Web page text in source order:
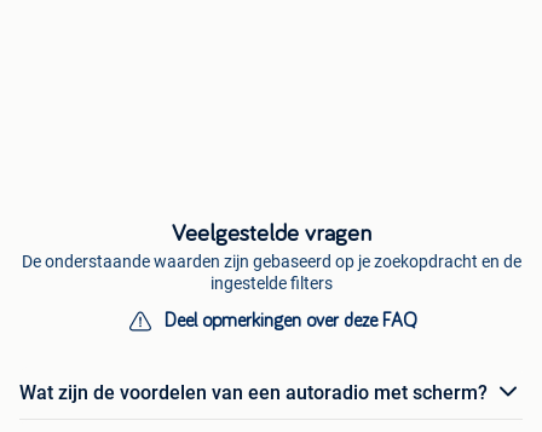
Veelgestelde vragen
De onderstaande waarden zijn gebaseerd op je zoekopdracht en de
ingestelde filters
Deel opmerkingen over deze FAQ
Wat zijn de voordelen van een autoradio met scherm?